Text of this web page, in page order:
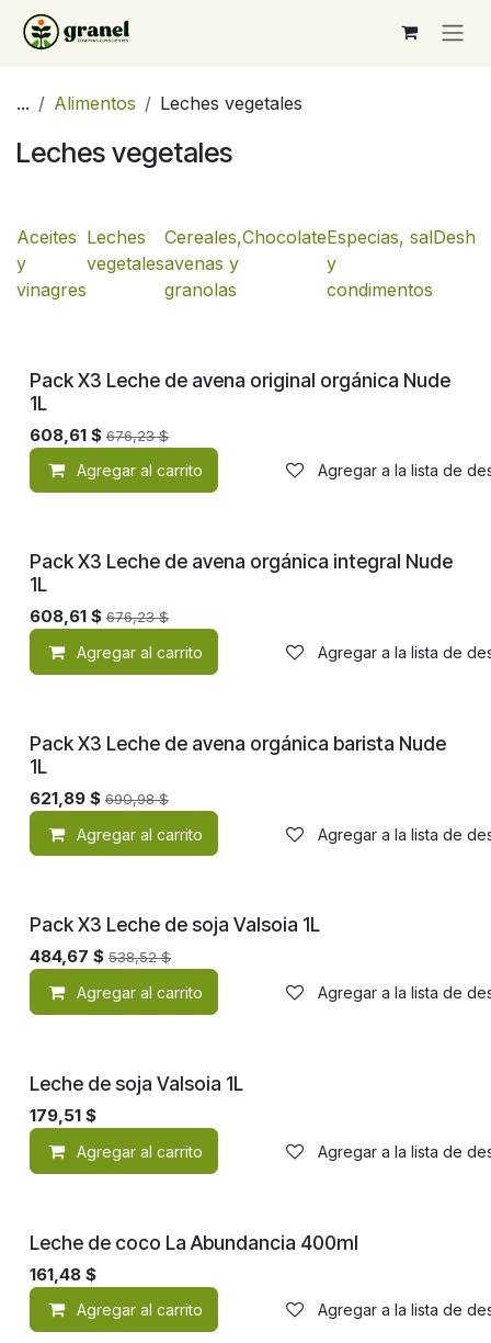
Ir al contenido
... Alimentos Leches vegetales
Leches vegetales
Aceites
y
vinagres
Leches
vegetales
Cereales,
avenas y
granolas
ChocolateEspecias, sal
y
condimentos
Pack X3 Leche de avena original orgánica Nude
1L
608,61 $ 676,23$
Agregar al carrito Agregar a la lista de
Pack X3 Leche de avena orgánica integral Nude
1L
608,61 $ 676,23$
Agregar al carrito Agregar a la lista de
Pack X3 Leche de avena orgánica barista Nude
1L
621,89 $ 690,98$
Agregar al carrito Agregar a la lista de
Pack X3 Leche de soja Valsoia 1L
484,67 $ 538,52$
Agregar al carrito Agregar a la lista de
Leche de soja Valsoia 1L
179,51 $
Agregar al carrito Agregar a la lista de
Leche de coco La Abundancia 400ml
161,48 $
Agregar al carrito Agregar a la lista de